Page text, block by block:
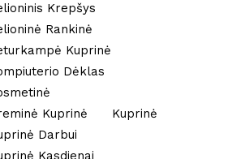
Krepšys
Rankinė
Kuprinė
Dėklas
Kuprinė
Kuprinė
Darbui
Kasdienai